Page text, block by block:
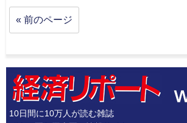
« 前のページ
10日間に10万人が読む雑誌